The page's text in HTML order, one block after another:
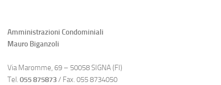
Amministrazioni Condominiali
Mauro Biganzoli
Via Maromme, 69 – 50058 SIGNA (FI)
Tel. 055 875873/ Fax. 055 8734050